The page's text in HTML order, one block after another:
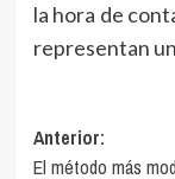
la hora de
representan
Anterior:
El método más